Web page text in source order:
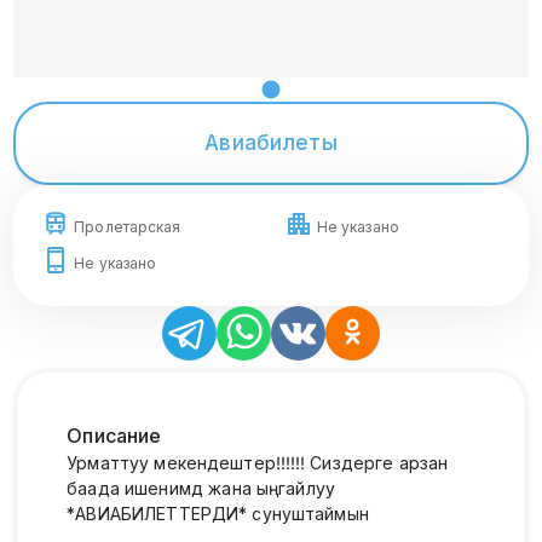
Авиабилеты
Пролетарская
Не указано
Не указано
Описание
Урматтуу мекендештер‼️‼️‼️ Сиздерге арзан
баада ишенимдүү жана ыңгайлуу
*АВИАБИЛЕТТЕРДИ* сунуштаймын